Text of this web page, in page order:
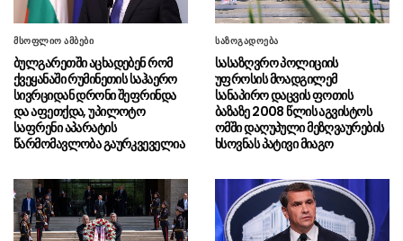
08.08 - 17:29
გერმანიის საელჩო – გერმანია
საქართველოს გვერდით დგას, ჩუმ
მწუხარებაში ჩვენი ფიქრებით ვართ
მსხვერპლთა ოჯახებთან
08.08 - 17:24„ბლუმბერგი“ – უკრაინა
დათანხმდა არ დაესხას თავს
ნავთობტანკერებსა და შავი ზღვის
ინფრასტრუქტურას, რომლებიც რუსეთს არ
08.08 - 17:14“ცოტა ხანში ვიხილავთ სხვა
ვითომ “ანტირუსების” მითების და ბუშტების
მსოფლიო ამბები
ბულგარეთში აცხადებენ რომ
ქვეყანაში რუმინეთის საჰაერო
სივრციდან დრონი შეფრინდა
და აფეთქდა, უპილოტო
საფრენი აპარატის
წარმომავლობა გაურკვეველია
საზოგადოება
სასაზღვრო პოლიციის
უფროსის მოადგილემ
სანაპირო დაცვის ფოთის
ბაზაზე 2008 წლის აგვისტოს
ომში დაღუპული მეზღვაურების
ხსოვნას პატივი მიაგო